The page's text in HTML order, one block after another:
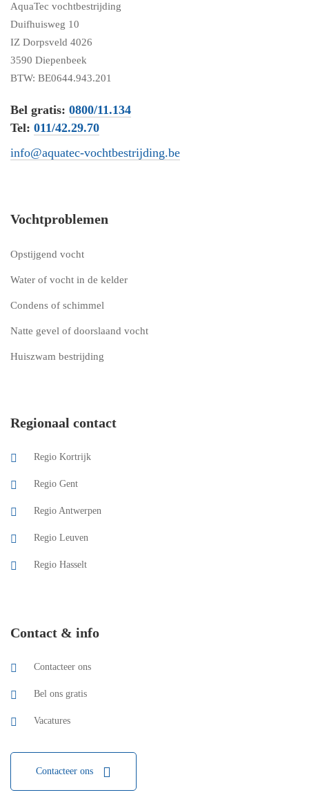
AquaTec vochtbestrijding
Duifhuisweg 10
IZ Dorpsveld 4026
3590 Diepenbeek
BTW: BE0644.943.201
Bel gratis: 0800/11.134
Tel: 011/42.29.70
info@aquatec-vochtbestrijding.be
Vochtproblemen
Opstijgend vocht
Water of vocht in de kelder
Condens of schimmel
Natte gevel of doorslaand vocht
Huiszwam bestrijding
Regionaal contact
Regio Kortrijk
Regio Gent
Regio Antwerpen
Regio Leuven
Regio Hasselt
Contact & info
Contacteer ons
Bel ons gratis
Vacatures
Contacteer ons